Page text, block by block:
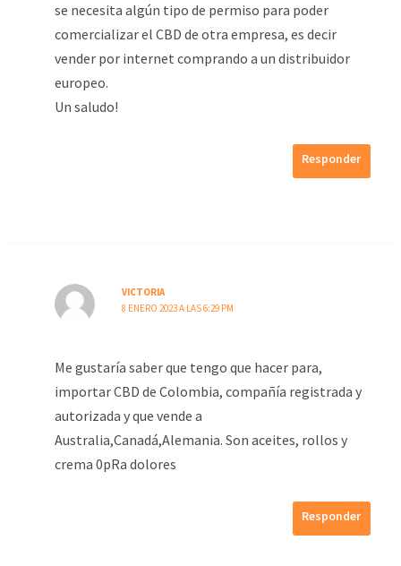
se necesita algún tipo de permiso para poder
comercializar el CBD de otra empresa, es decir
vender por internet comprando a un distribuidor
europeo.
Un saludo!
Responder
VICTORIA
8 ENERO 2023 A LAS 6:29 PM
Me gustaría saber que tengo que hacer para,
importar CBD de Colombia, compañía registrada y
autorizada y que vende a
Australia,Canadá,Alemania. Son aceites, rollos y
crema 0pRa dolores
Responder